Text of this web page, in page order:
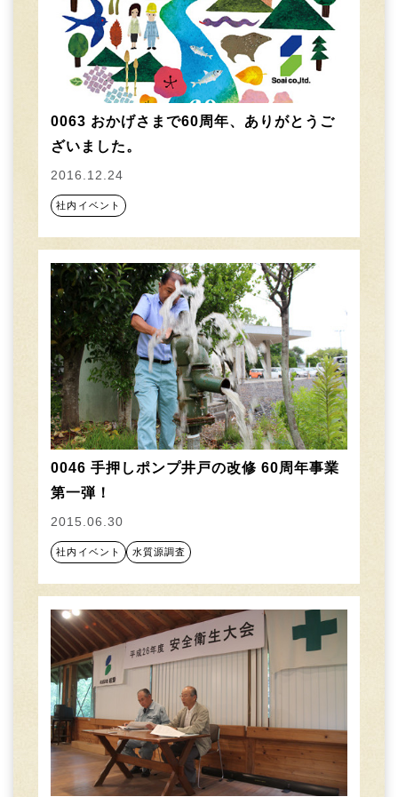
0063 おかげさまで60周年、ありがとうご
ざいました。
2016.12.24
社内イベント
0046 手押しポンプ井戸の改修 60周年事業
第一弾！
2015.06.30
社内イベント 水質源調査